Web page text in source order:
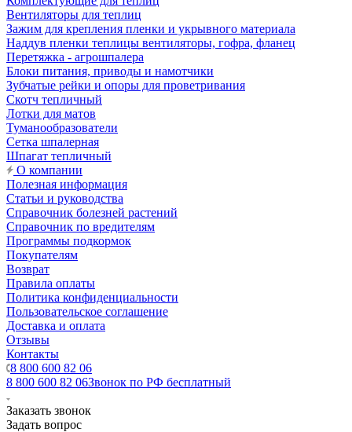
Вентиляторы для теплиц
Зажим для крепления пленки и укрывного материала
Наддув пленки теплицы вентиляторы, гофра, фланец
Перетяжка - агрошпалера
Блоки питания, приводы и намотчики
Зубчатые рейки и опоры для проветривания
Скотч тепличный
Лотки для матов
Туманообразователи
Сетка шпалерная
Шпагат тепличный
О компании
Полезная информация
Статьи и руководства
Справочник болезней растений
Справочник по вредителям
Программы подкормок
Покупателям
Возврат
Правила оплаты
Политика конфиденциальности
Пользовательское соглашение
Доставка и оплата
Отзывы
Контакты
8 800 600 82 06
8 800 600 82 06Звонок по РФ бесплатный
Заказать звонок
Задать вопрос